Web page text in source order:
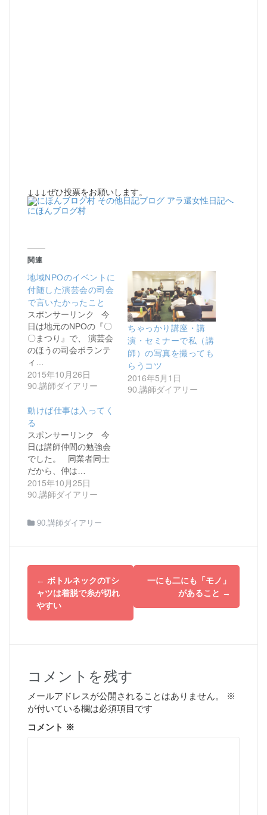
↓↓↓ぜひ投票をお願いします。
にほんブログ村
関連
地域NPOのイベントに
付随した演芸会の司会
で言いたかったこと
スポンサーリンク 今
日は地元のNPOの『〇
〇まつり』で、 演芸会
のほうの司会ボランテ
ィ…
2015年10月26日
90.講師ダイアリー
ちゃっかり講座・講
演・セミナーで私（講
師）の写真を撮っても
らうコツ
2016年5月1日
90.講師ダイアリー
動けば仕事は入ってく
る
スポンサーリンク 今
日は講師仲間の勉強会
でした。 同業者同士
だから、仲は…
2015年10月25日
90.講師ダイアリー
90.講師ダイアリー
投
稿
ナ
ゲ
ー
シ
ョ
← ボトルネックのTシ
ャツは着脱で糸が切れ
やすい
一にも二にも「モノ」
があること →
コメントを残す
メールアドレスが公開されることはありません。
※
が付いている欄は必須項目です
コメント ※